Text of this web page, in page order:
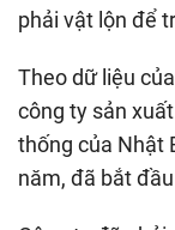
phải vật lộn để
Theo dữ liệu
công ty sản
thống của Nhật
năm, đã bắt